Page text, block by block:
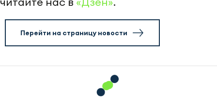
Перейти на страницу новости